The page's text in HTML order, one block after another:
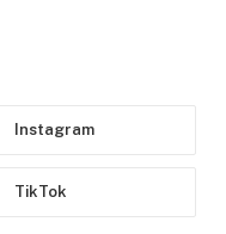
Instagram
TikTok